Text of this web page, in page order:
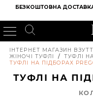
БЕЗКОШТОВНА
ІНТЕРНЕТ МАГАЗИН
ЖІНОЧІ ТУФЛІ
/ ТУФЛІ
ТУФЛІ НА ПІДБОРАХ
ТУФЛІ НА